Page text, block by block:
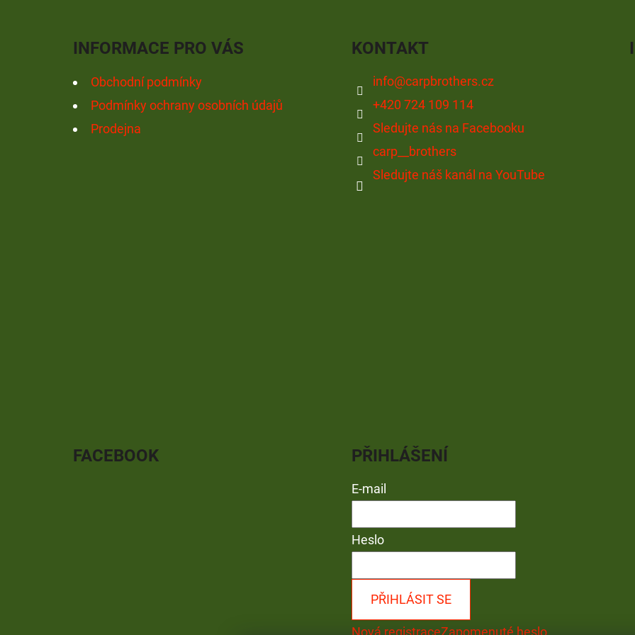
INFORMACE PRO VÁS
Obchodní podmínky
Podmínky ochrany osobních údajů
Prodejna
KONTAKT
info@carpbrothers.cz
+420 724 109 114
Sledujte nás na Facebooku
carp__brothers
Sledujte náš kanál na YouTube
FACEBOOK PŘIHLÁŠENÍ
E-mail
Heslo
PŘIHLÁSIT SE
Nová registraceZapomenuté heslo